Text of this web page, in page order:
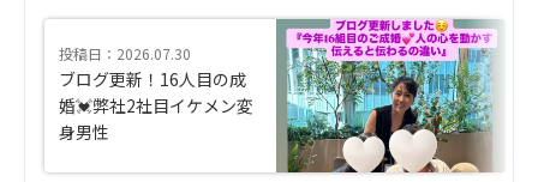
投稿日：2026.07.30
ブログ更新！16人目の成
婚💓弊社2社目イケメン変
身男性